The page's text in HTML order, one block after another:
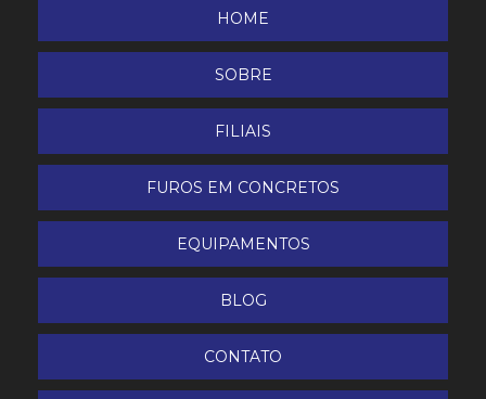
Lavadora e Secadora de Piso
LAVADORA HD 9/23 Diesel Kärtcher
Lavadora Portátil Água Quente
PUZZI 30/4
Pistola telescópica 1,8 à 5,4 m
HOME
SOBRE
FILIAIS
FUROS EM CONCRETOS
EQUIPAMENTOS
BLOG
CONTATO